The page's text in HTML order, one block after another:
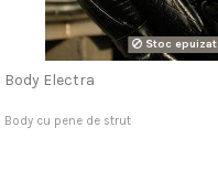
Stoc epuizat
Body Electra
Body cu pene de strut